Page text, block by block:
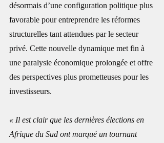
désormais d’une configuration politique plus
favorable pour entreprendre les réformes
structurelles tant attendues par le secteur
privé. Cette nouvelle dynamique met fin à
une paralysie économique prolongée et offre
des perspectives plus prometteuses pour les
investisseurs.
« Il est clair que les dernières élections en
Afrique du Sud ont marqué un tournant